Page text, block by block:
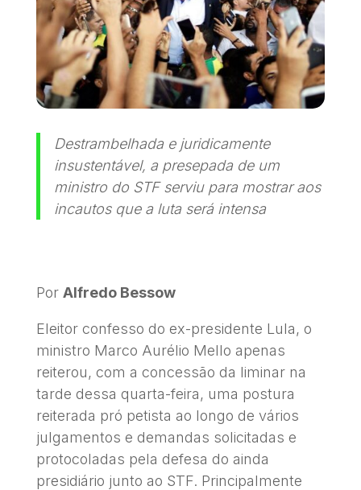
Destrambelhada e juridicamente
insustentável, a presepada de um
ministro do STF serviu para mostrar aos
incautos que a luta será intensa
Por Alfredo Bessow
Eleitor confesso do ex-presidente Lula, o
ministro Marco Aurélio Mello apenas
reiterou, com a concessão da liminar na
tarde dessa quarta-feira, uma postura
reiterada pró petista ao longo de vários
julgamentos e demandas solicitadas e
protocoladas pela defesa do ainda
presidiário junto ao STF. Principalmente